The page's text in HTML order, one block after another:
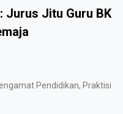
Jurus Jitu Guru BK
Pendidikan, Praktisi